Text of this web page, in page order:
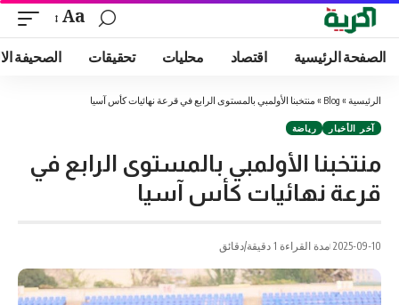
Aa
الصفحة الرئيسية اقتصاد محليات تحقيقات الصحيفة
الرئيسية »
Blog
» منتخبنا الأولمبي بالمستوى الرابع في قرعة نهائيات كأس آسيا
آخر الأخبار رياضة
منتخبنا الأولمبي بالمستوى الرابع في
قرعة نهائيات كأس آسيا
2025-09-10 مدة القراءة 1 دقيقة/دقائق